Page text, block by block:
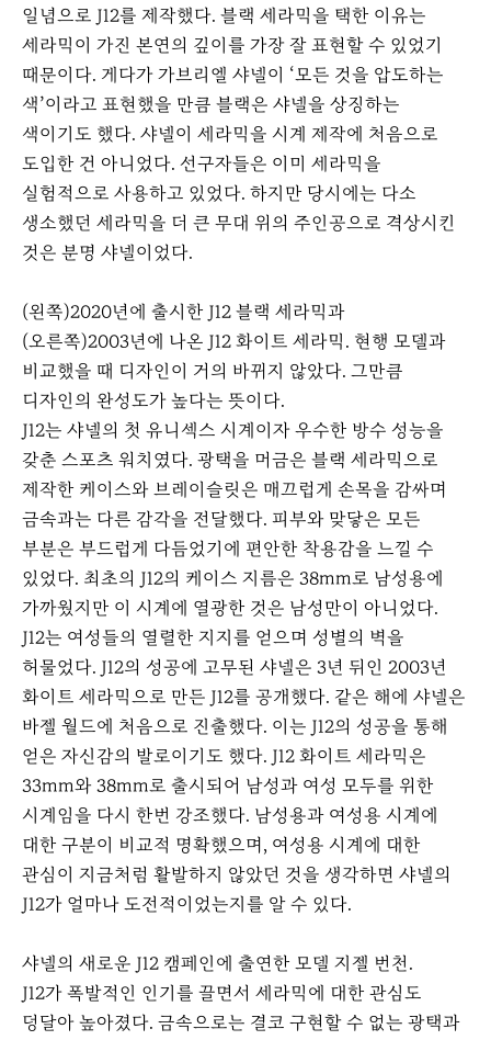
일념으로 J12를 제작했다. 블랙 세라믹을 택한 이유는
세라믹이 가진 본연의 깊이를 가장 잘 표현할 수 있었기
때문이다. 게다가 가브리엘 샤넬이 ‘모든 것을 압도하는
색’이라고 표현했을 만큼 블랙은 샤넬을 상징하는
색이기도 했다. 샤넬이 세라믹을 시계 제작에 처음으로
도입한 건 아니었다. 선구자들은 이미 세라믹을
실험적으로 사용하고 있었다. 하지만 당시에는 다소
생소했던 세라믹을 더 큰 무대 위의 주인공으로 격상시킨
것은 분명 샤넬이었다.
(왼쪽)2020년에 출시한 J12 블랙 세라믹과
(오른쪽)2003년에 나온 J12 화이트 세라믹. 현행 모델과
비교했을 때 디자인이 거의 바뀌지 않았다. 그만큼
디자인의 완성도가 높다는 뜻이다.
J12는 샤넬의 첫 유니섹스 시계이자 우수한 방수 성능을
갖춘 스포츠 워치였다. 광택을 머금은 블랙 세라믹으로
제작한 케이스와 브레이슬릿은 매끄럽게 손목을 감싸며
금속과는 다른 감각을 전달했다. 피부와 맞닿은 모든
부분은 부드럽게 다듬었기에 편안한 착용감을 느낄 수
있었다. 최초의 J12의 케이스 지름은 38mm로 남성용에
가까웠지만 이 시계에 열광한 것은 남성만이 아니었다.
J12는 여성들의 열렬한 지지를 얻으며 성별의 벽을
허물었다. J12의 성공에 고무된 샤넬은 3년 뒤인 2003년
화이트 세라믹으로 만든 J12를 공개했다. 같은 해에 샤넬은
바젤 월드에 처음으로 진출했다. 이는 J12의 성공을 통해
얻은 자신감의 발로이기도 했다. J12 화이트 세라믹은
33mm와 38mm로 출시되어 남성과 여성 모두를 위한
시계임을 다시 한번 강조했다. 남성용과 여성용 시계에
대한 구분이 비교적 명확했으며, 여성용 시계에 대한
관심이 지금처럼 활발하지 않았던 것을 생각하면 샤넬의
J12가 얼마나 도전적이었는지를 알 수 있다.
샤넬의 새로운 J12 캠페인에 출연한 모델 지젤 번천.
J12가 폭발적인 인기를 끌면서 세라믹에 대한 관심도
덩달아 높아졌다. 금속으로는 결코 구현할 수 없는 광택과